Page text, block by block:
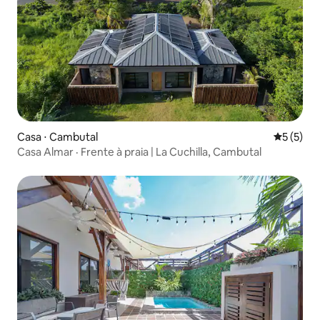
Casa ⋅ Cambutal 5 de
5 (5)
Casa Almar · Frente à praia | La Cuchilla, Cambutal